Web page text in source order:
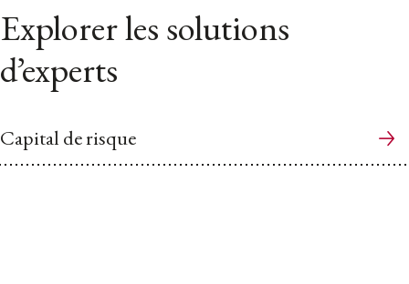
Explorer les solutions
d’experts
Capital de risque